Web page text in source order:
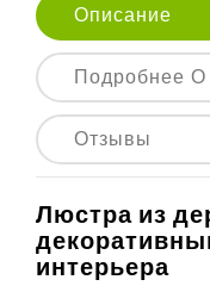
Описание
Подробнее О
Отзывы
Люстра из
интерьера